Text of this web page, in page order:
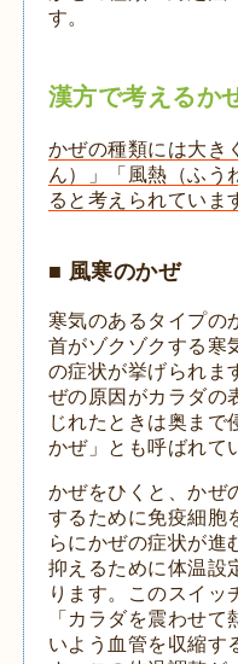
す。
漢方で考えるか
かぜの種類には大き
ん）」「風熱（ふう
ると考えられていま
■ 風寒のかぜ
寒気のあるタイプの
首がゾクゾクする寒
の症状が挙げられま
ぜの原因がカラダの
じれたときは奥まで
かぜ」とも呼ばれて
かぜをひくと、かぜ
するために免疫細胞
らにかぜの症状が進
抑えるために体温設
ります。このスイッ
「カラダを震わせ
いよう血管を収縮す